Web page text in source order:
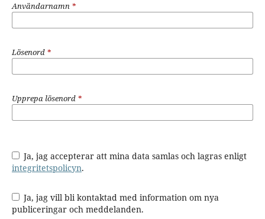
Användarnamn *
Lösenord *
Upprepa lösenord *
Ja, jag accepterar att mina data samlas och lagras enligt
integritetspolicyn.
Ja, jag vill bli kontaktad med information om nya
publiceringar och meddelanden.